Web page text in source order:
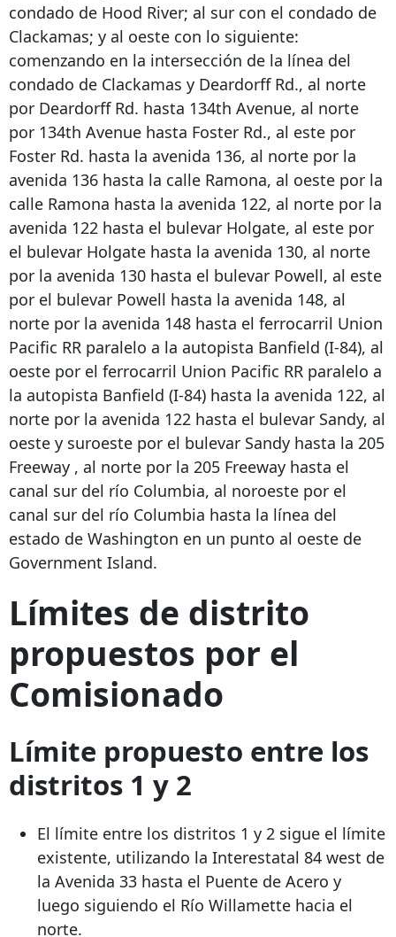
condado de Hood River; al sur con el condado de
Clackamas; y al oeste con lo siguiente:
comenzando en la intersección de la línea del
condado de Clackamas y Deardorff Rd., al norte
por Deardorff Rd. hasta 134th Avenue, al norte
por 134th Avenue hasta Foster Rd., al este por
Foster Rd. hasta la avenida 136, al norte por la
avenida 136 hasta la calle Ramona, al oeste por la
calle Ramona hasta la avenida 122, al norte por la
avenida 122 hasta el bulevar Holgate, al este por
el bulevar Holgate hasta la avenida 130, al norte
por la avenida 130 hasta el bulevar Powell, al este
por el bulevar Powell hasta la avenida 148, al
norte por la avenida 148 hasta el ferrocarril Union
Pacific RR paralelo a la autopista Banfield (I-84), al
oeste por el ferrocarril Union Pacific RR paralelo a
la autopista Banfield (I-84) hasta la avenida 122, al
norte por la avenida 122 hasta el bulevar Sandy, al
oeste y suroeste por el bulevar Sandy hasta la 205
Freeway , al norte por la 205 Freeway hasta el
canal sur del río Columbia, al noroeste por el
canal sur del río Columbia hasta la línea del
estado de Washington en un punto al oeste de
Government Island.
Límites de distrito
propuestos por el
Comisionado
Límite propuesto entre los
distritos 1 y 2
El límite entre los distritos 1 y 2 sigue el límite
existente, utilizando la Interestatal 84 west de
la Avenida 33 hasta el Puente de Acero y
luego siguiendo el Río Willamette hacia el
norte.